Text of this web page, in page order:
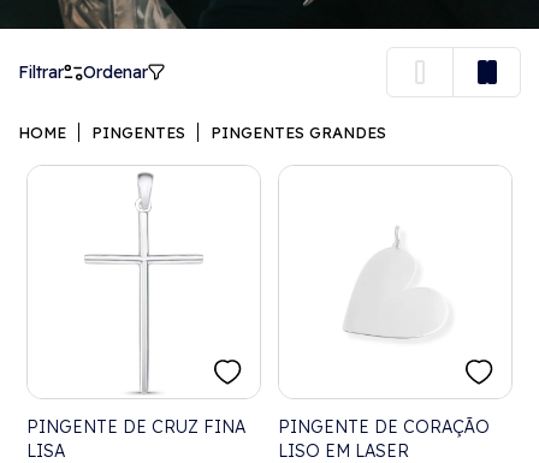
Filtrar Ordenar
HOME PINGENTES PINGENTES GRANDES
PINGENTE DE CRUZ FINA
LISA
PINGENTE DE CORAÇÃO
LISO EM LASER